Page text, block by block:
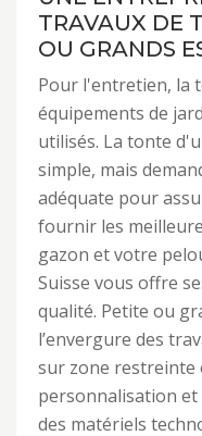
TRAVAUX DE
OU GRANDS
Pour l'entretien, la
équipements de
utilisés. La tonte
simple, mais
adéquate pour
fournir les
gazon et votre
Suisse vous offre
qualité. Petite ou
l’envergure des
sur zone restreinte
personnalisation
des matériels